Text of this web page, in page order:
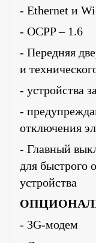
- Ethernet и
- OCPP – 1.6
- Передняя
и
- устройства
-
отключения
- Главный
для быстрого
устройства
- 3G-модем